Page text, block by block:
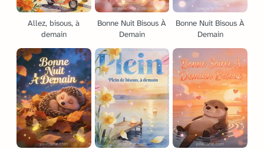
Allez, bisous, à
demain
Bonne Nuit Bisous À
Demain
Bonne Nuit Bisous À
Demain